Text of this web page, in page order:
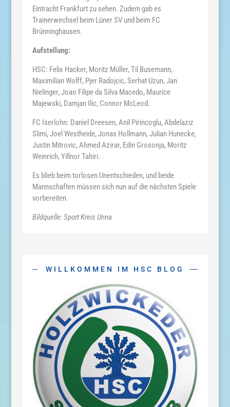
Eintracht Frankfurt zu sehen. Zudem gab es
Trainerwechsel beim Lüner SV und beim FC
Brünninghausen.
Aufstellung:
HSC: Felix Hacker, Moritz Müller, Til Busemann,
Maximilian Wolff, Pjer Radojcic, Serhat Uzun, Jan
Nielinger, Joao Filipe da Silva Macedo, Maurice
Majewski, Damjan Ilic, Connor McLeod.
FC Iserlohn: Daniel Dreesen, Anil Pirincoglu, Abdelaziz
Slimi, Joel Westheide, Jonas Hollmann, Julian Hunecke,
Justin Mitrovic, Ahmed Azirar, Edin Grosonja, Moritz
Weinrich, Yillnor Tahiri.
Es blieb beim torlosen Unentschieden, und beide
Mannschaften müssen sich nun auf die nächsten Spiele
vorbereiten.
Bildquelle: Sport Kreis Unna
WILLKOMMEN IM HSC BLOG